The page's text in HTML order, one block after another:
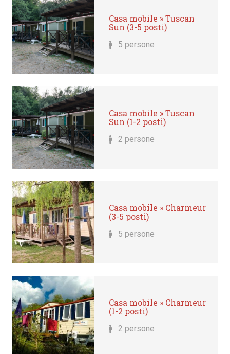
Casa mobile » Tuscan
Sun (3-5 posti)
5 persone
Casa mobile » Tuscan
Sun (1-2 posti)
2 persone
Casa mobile » Charmeur
(3-5 posti)
5 persone
Casa mobile » Charmeur
(1-2 posti)
2 persone